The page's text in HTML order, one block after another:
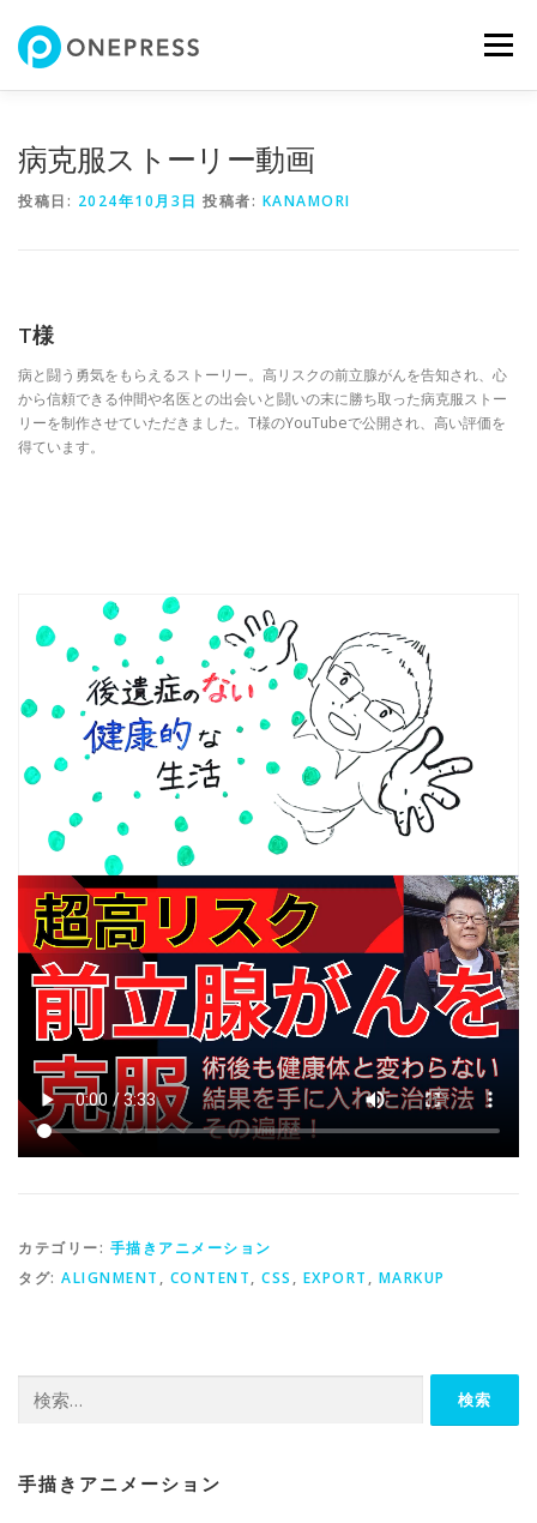
メニュー
病克服ストーリー動画
投稿日: 2024年10月3日 投稿者: KANAMORI
T様
病と闘う勇気をもらえるストーリー。高リスクの前立腺がんを告知され、心
から信頼できる仲間や名医との出会いと闘いの末に勝ち取った病克服ストー
リーを制作させていただきました。T様のYouTubeで公開され、高い評価を
得ています。
カテゴリー: 手描きアニメーション
タグ: ALIGNMENT , CONTENT, CSS , EXPORT , MARKUP
索:
手描きアニメーション